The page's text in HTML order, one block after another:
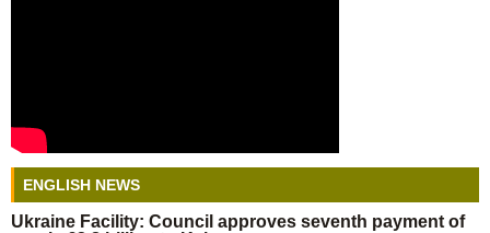
ENGLISH NEWS
Ukraine Facility: Council approves seventh payment of